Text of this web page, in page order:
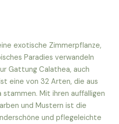
exotische Zimmerpflanze,
Paradies verwandeln
Gattung Calathea, auch
eine von 32 Arten, die aus
Mit ihren auffälligen
und Mustern ist die
und pflegeleichte